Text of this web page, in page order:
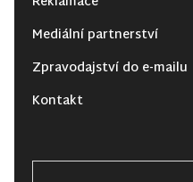
Mediální partnerství
Zpravodajství do e-mailu
Kontakt